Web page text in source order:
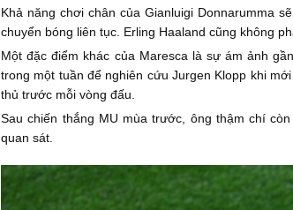
Khả năng chơi chân của Gianluigi Donnarumma
chuyển bóng liên tục. Erling Haaland cũng không
Một đặc điểm khác của Maresca là sự ám ảnh
trong một tuần để nghiên cứu Jurgen Klopp khi
thủ trước mỗi vòng đấu.
Sau chiến thắng MU mùa trước, ông thậm chí
quan sát.